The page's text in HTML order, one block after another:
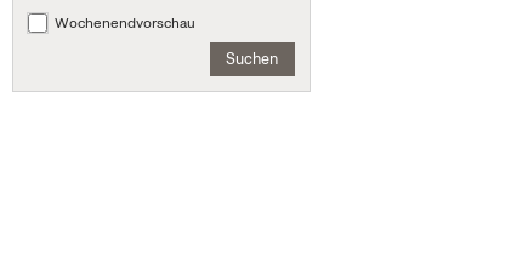
Wochenendvorschau
Suchen